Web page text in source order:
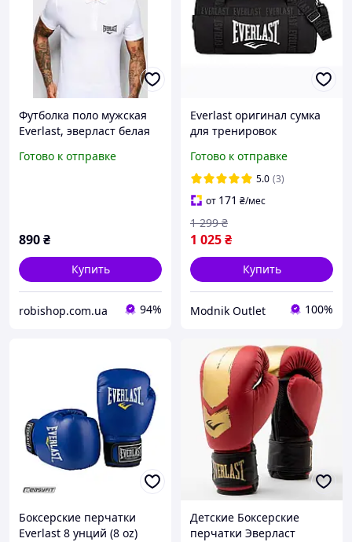
Футболка поло мужская
Everlast, эверласт белая
Готово к отправке
890₴
Купить
robishop.com.ua 94%
Everlast оригинал сумка
для тренировок
ufc
Готово к отправке
5.0 (3)
от 171 ₴/мес
1 025₴
1 299 ₴
Купить
Modnik Outlet 100%
Боксерские перчатки
Everlast 8 унций (8 oz)
Детские Боксерские
перчатки Эверласт